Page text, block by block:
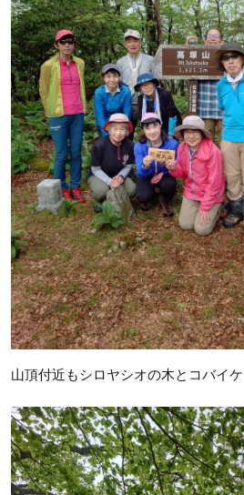
山頂付近もシロヤシオの木とコバイ